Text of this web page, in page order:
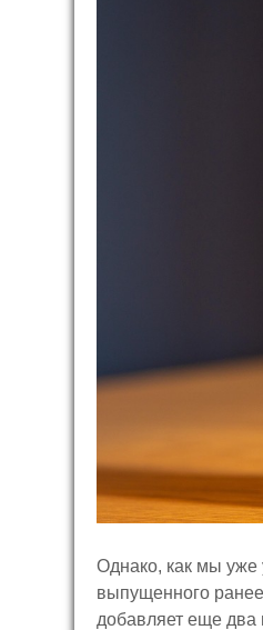
Однако, как мы уже
выпущенного
добавляет еще два